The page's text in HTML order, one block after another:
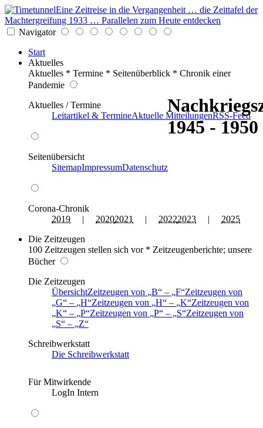
Eine Zeitreise in die Vergangenheit … die Zeittafel der
Machtergreifung 1933 … Parallelen zum Heute entdecken
Navigator
Start
Aktuelles
Aktuelles * Termine * Seitenüberblick * Chronik einer
Pandemie
Aktuelles / Termine
Leitartikel & TermineAktuelle MitteilungenRSS-Feed
Seitenübersicht
SitemapImpressumDatenschutz
Corona-Chronik
2019 | 20202021 | 20222023 | 2025
Die Zeitzeugen
100 Zeitzeugen stellen sich vor * Zeitzeugenberichte; unsere
Bücher
Die Zeitzeugen
ÜbersichtZeitzeugen von B – F Zeitzeugen von
G
– H Zeitzeugen von H – K Zeitzeugen von
K
– P Zeitzeugen von P – S Zeitzeugen von
S
–
Z
Schreibwerkstatt
Die Schreibwerkstatt
Für Mitwirkende
LogIn Intern
1945 - 1950